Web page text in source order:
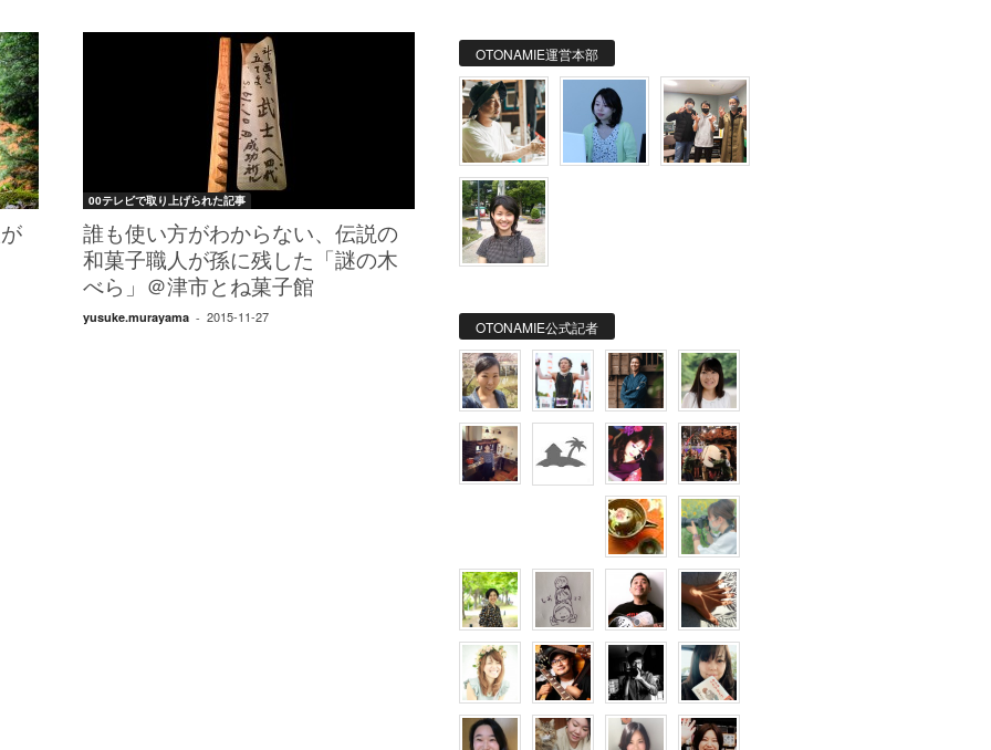
00テレビで取り上げられた記事
誰も使い方がわからない、伝説の
和菓子職人が孫に残した「謎の木
べら」＠津市とね菓子館
yusuke.murayama - 2015-11-27
OTONAMIE運営本部
OTONAMIE公式記者